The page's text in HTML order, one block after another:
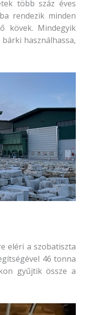
több száz éves
rendezik minden
kövek. Mindegyik
használhassa,
eléri a szobatiszta
46 tonna
gyűjtik össze a